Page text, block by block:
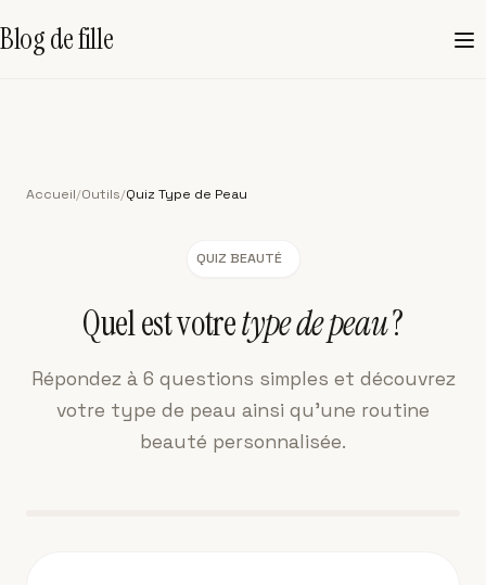
Blog de fille
Accueil/Outils/Quiz Type de Peau
QUIZ BEAUTÉ
Quel est votretype de peau?
Répondez à 6 questions simples et découvrez
votre type de peau ainsi qu'une routine
beauté personnalisée.